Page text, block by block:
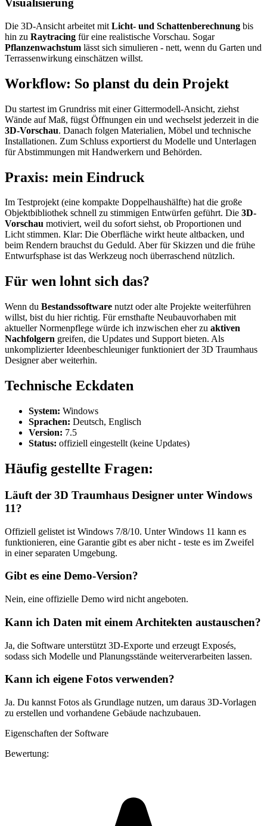
Visualisierung
Die 3D-Ansicht arbeitet mit Licht- und Schattenberechnung bis
hin zu Raytracing für eine realistische Vorschau. Sogar
Pflanzenwachstum lässt sich simulieren - nett, wenn du Garten und
Terrassenwirkung einschätzen willst.
Workflow: So planst du dein Projekt
Du startest im Grundriss mit einer Gittermodell-Ansicht, ziehst
Wände auf Maß, fügst Öffnungen ein und wechselst jederzeit in die
3D-Vorschau. Danach folgen Materialien, Möbel und technische
Installationen. Zum Schluss exportierst du Modelle und Unterlagen
für Abstimmungen mit Handwerkern und Behörden.
Praxis: mein Eindruck
Im Testprojekt (eine kompakte Doppelhaushälfte) hat die große
Objektbibliothek schnell zu stimmigen Entwürfen geführt. Die 3D-
Vorschau motiviert, weil du sofort siehst, ob Proportionen und
Licht stimmen. Klar: Die Oberfläche wirkt heute altbacken, und
beim Rendern brauchst du Geduld. Aber für Skizzen und die frühe
Entwurfsphase ist das Werkzeug noch überraschend nützlich.
Für wen lohnt sich das?
Wenn du Bestandssoftware nutzt oder alte Projekte weiterführen
willst, bist du hier richtig. Für ernsthafte Neubauvorhaben mit
aktueller Normenpflege würde ich inzwischen eher zu aktiven
Nachfolgern greifen, die Updates und Support bieten. Als
unkomplizierter Ideenbeschleuniger funktioniert der 3D Traumhaus
Designer aber weiterhin.
Technische Eckdaten
System: Windows
Sprachen: Deutsch, Englisch
Version: 7.5
Status: offiziell eingestellt (keine Updates)
Häufig gestellte Fragen:
Läuft der 3D Traumhaus Designer unter Windows
11?
Offiziell gelistet ist Windows 7/8/10. Unter Windows 11 kann es
funktionieren, eine Garantie gibt es aber nicht - teste es im Zweifel
in einer separaten Umgebung.
Gibt es eine Demo-Version?
Nein, eine offizielle Demo wird nicht angeboten.
Kann ich Daten mit einem Architekten austauschen?
Ja, die Software unterstützt 3D-Exporte und erzeugt Exposés,
sodass sich Modelle und Planungsstände weiterverarbeiten lassen.
Kann ich eigene Fotos verwenden?
Ja. Du kannst Fotos als Grundlage nutzen, um daraus 3D-Vorlagen
zu erstellen und vorhandene Gebäude nachzubauen.
Eigenschaften der Software
Bewertung: